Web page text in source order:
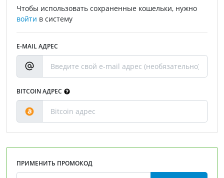
Чтобы использовать сохраненные кошельки, нужно
войти в систему
E-MAIL АДРЕС
BITCOIN АДРЕС
ПРИМЕНИТЬ ПРОМОКОД